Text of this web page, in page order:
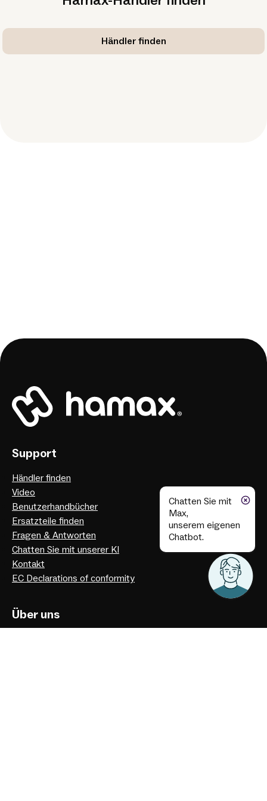
Chatten Sie mit
Max,
unserem eigenen
Chatbot.
Händler finden
Support
Händler finden
Video
Benutzerhandbücher
Ersatzteile finden
Fragen & Antworten
Chatten Sie mit unserer KI
Kontakt
EC Declarations of conformity
Über uns